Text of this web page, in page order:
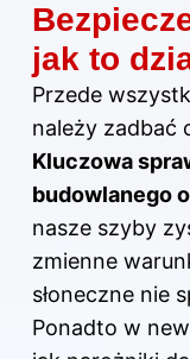
jak to
Przede
należy zadbać
Kluczowa
budowlanego
nasze szyby
zmienne
słoneczne nie
Ponadto w